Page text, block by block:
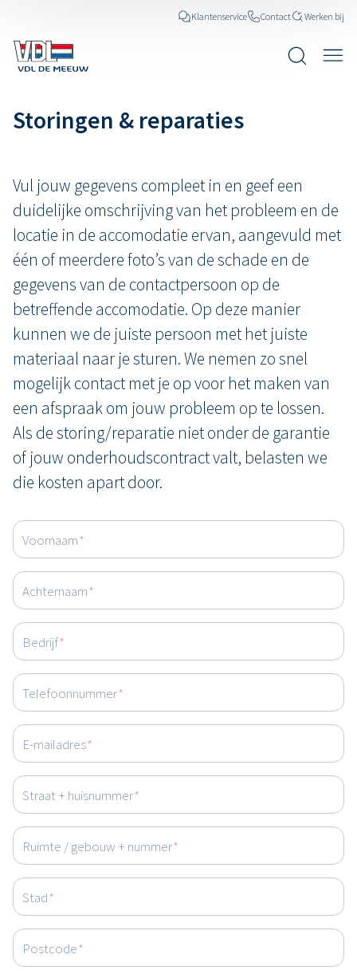
Klantenservice Contact Werken bij
Storingen & reparaties
Vul jouw gegevens compleet in en geef een
duidelijke omschrijving van het probleem en de
locatie in de accomodatie ervan, aangevuld met
één of meerdere foto’s van de schade en de
gegevens van de contactpersoon op de
betreffende accomodatie. Op deze manier
kunnen we de juiste persoon met het juiste
materiaal naar je sturen. We nemen zo snel
mogelijk contact met je op voor het maken van
een afspraak om jouw probleem op te lossen.
Als de storing/reparatie niet onder de garantie
of jouw onderhoudscontract valt, belasten we
die kosten apart door.
Voornaam*
Achternaam*
Bedrijf*
Telefoonnummer*
E-mailadres*
Straat + huisnummer*
Ruimte / gebouw + nummer*
Stad*
Postcode*